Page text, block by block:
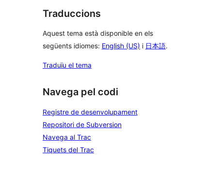
Traduccions
Aquest tema està disponible en els
següents idiomes: English (US) i 日本語.
Traduïu el tema
Navega pel codi
Registre de desenvolupament
Repositori de Subversion
Navega al Trac
Tiquets del Trac